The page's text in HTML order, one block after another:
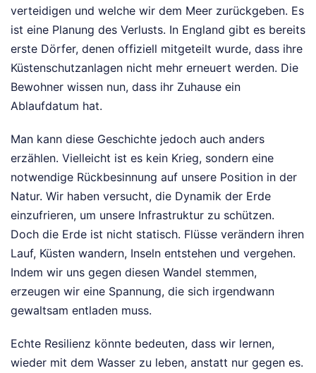
verteidigen und welche wir dem Meer zurückgeben. Es
ist eine Planung des Verlusts. In England gibt es bereits
erste Dörfer, denen offiziell mitgeteilt wurde, dass ihre
Küstenschutzanlagen nicht mehr erneuert werden. Die
Bewohner wissen nun, dass ihr Zuhause ein
Ablaufdatum hat.
Man kann diese Geschichte jedoch auch anders
erzählen. Vielleicht ist es kein Krieg, sondern eine
notwendige Rückbesinnung auf unsere Position in der
Natur. Wir haben versucht, die Dynamik der Erde
einzufrieren, um unsere Infrastruktur zu schützen.
Doch die Erde ist nicht statisch. Flüsse verändern ihren
Lauf, Küsten wandern, Inseln entstehen und vergehen.
Indem wir uns gegen diesen Wandel stemmen,
erzeugen wir eine Spannung, die sich irgendwann
gewaltsam entladen muss.
Echte Resilienz könnte bedeuten, dass wir lernen,
wieder mit dem Wasser zu leben, anstatt nur gegen es.